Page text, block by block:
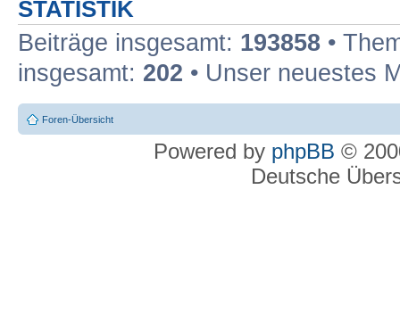
STATISTIK
Beiträge insgesamt: 193858 •
insgesamt: 202 • Unser neuestes
Foren-Übersicht
Powered by phpBB ©
Deutsche